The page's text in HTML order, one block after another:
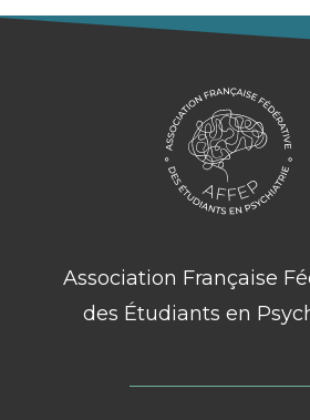
Association Française
des Étudiants en